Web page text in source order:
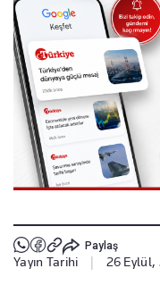
Paylaş
Yayın Tarihi 26 Eylül,